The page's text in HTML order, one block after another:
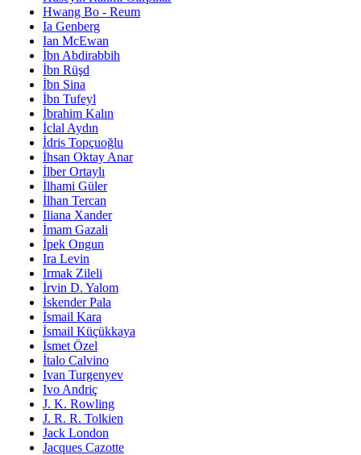
Hwang Bo - Reum
Ia Genberg
Ian McEwan
İbn Abdirabbih
İbn Rüşd
İbn Sina
İbn Tufeyl
İbrahim Kalın
İclal Aydın
İdris Topçuoğlu
İhsan Oktay Anar
İlber Ortaylı
İlhami Güler
İlhan Tercan
Iliana Xander
İmam Gazali
İpek Ongun
Ira Levin
Irmak Zileli
İrvin D. Yalom
İskender Pala
İsmail Kara
İsmail Küçükkaya
İsmet Özel
İtalo Calvino
Ivan Turgenyev
Ivo Andriç
J. K. Rowling
J. R. R. Tolkien
Jack London
Jacques Cazotte